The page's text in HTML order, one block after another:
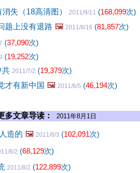
失（18高清图）
2011/9/11 (168,099次)
题上没有退路 🖼️ 2011/8/16 (81,857次)
(37,090次)
(19,252次)
共 2011/7/2 (19,379次)
才有新中国 🖼️ 2011/6/5 (46,194次)
多文章导读： 2011年8月1日
造的 🖼️ 2011/8/3 (102,091次)
8/2 (68,129次)
2011/8/2 (122,899次)